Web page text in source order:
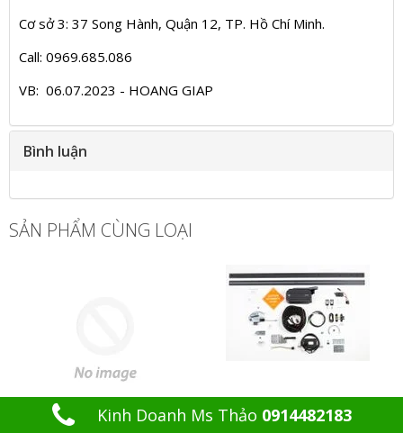
Cơ sở 3: 37 Song Hành, Quận 12, TP. Hồ Chí Minh.
Call: 0969.685.086
VB: 06.07.2023 - HOANG GIAP
Bình luận
SẢN PHẨM CÙNG LOẠI
Kinh Doanh Ms Thảo 0914482183